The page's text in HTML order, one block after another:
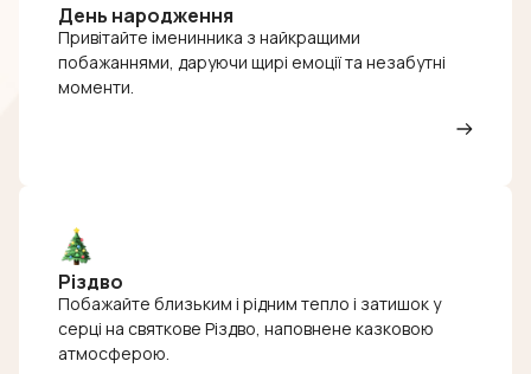
День народження
Привітайте іменинника з найкращими
побажаннями, даруючи щирі емоції та незабутні
моменти.
Різдво
Побажайте близьким і рідним тепло і затишок у
серці на святкове Різдво, наповнене казковою
атмосферою.